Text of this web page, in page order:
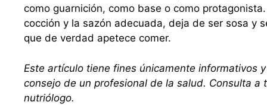
como guarnición, como base o como
cocción y la sazón adecuada, deja de ser sosa y
que de verdad apetece comer.
Este artículo tiene fines únicamente informativos
consejo de un profesional de la salud. Consulta a
nutriólogo.